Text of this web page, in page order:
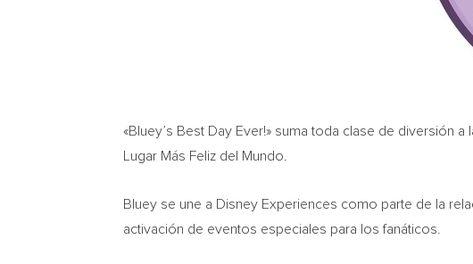
«Bluey’s Best Day Ever!» suma toda clase de diversión a
Lugar Más Feliz del Mundo.
Bluey se une a Disney Experiences como parte de la
activación de eventos especiales para los fanáticos.